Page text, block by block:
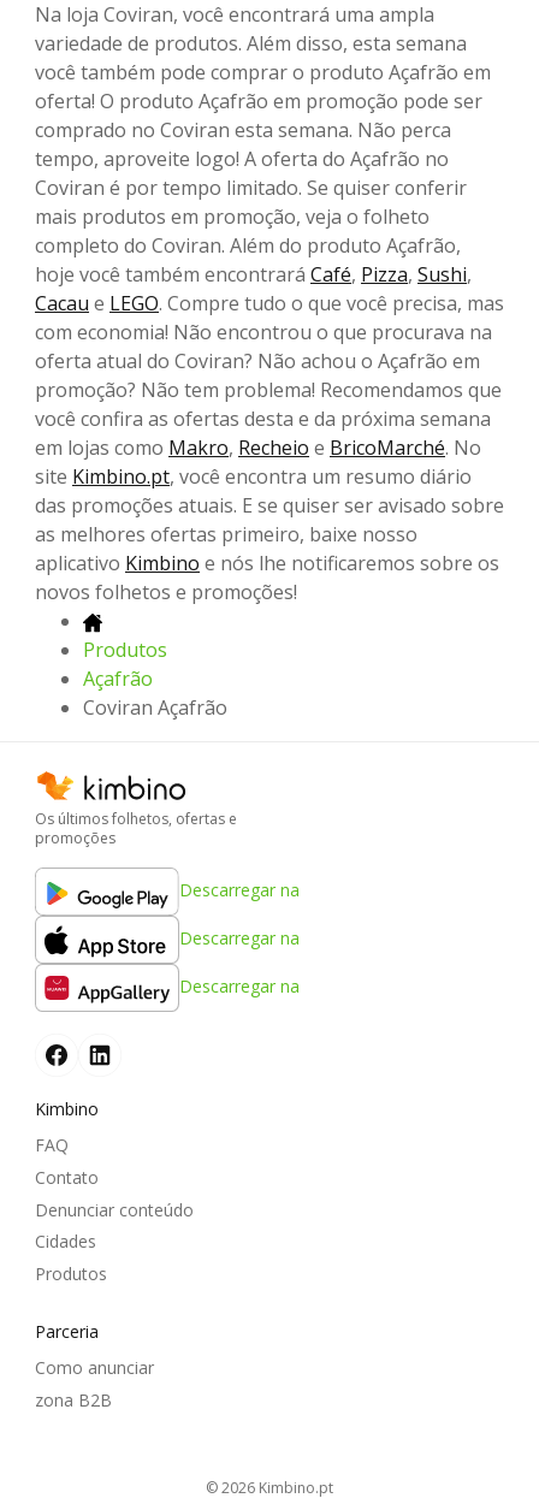
Na loja Coviran, você encontrará uma ampla
variedade de produtos. Além disso, esta semana
você também pode comprar o produto Açafrão em
oferta! O produto Açafrão em promoção pode ser
comprado no Coviran esta semana. Não perca
tempo, aproveite logo! A oferta do Açafrão no
Coviran é por tempo limitado. Se quiser conferir
mais produtos em promoção, veja o folheto
completo do Coviran. Além do produto Açafrão,
hoje você também encontrará Café, Pizza, Sushi,
Cacau e LEGO. Compre tudo o que você precisa, mas
com economia! Não encontrou o que procurava na
oferta atual do Coviran? Não achou o Açafrão em
promoção? Não tem problema! Recomendamos que
você confira as ofertas desta e da próxima semana
em lojas como Makro, Recheio e BricoMarché. No
site Kimbino.pt, você encontra um resumo diário
das promoções atuais. E se quiser ser avisado sobre
as melhores ofertas primeiro, baixe nosso
aplicativo Kimbino e nós lhe notificaremos sobre os
novos folhetos e promoções!
Produtos
Açafrão
Coviran Açafrão
Os últimos folhetos, ofertas e
promoções
Descarregar na
Descarregar na
Descarregar na
Kimbino
FAQ
Contato
Denunciar conteúdo
Cidades
Produtos
Parceria
Como anunciar
zona B2B
© 2026 kimbino.pt